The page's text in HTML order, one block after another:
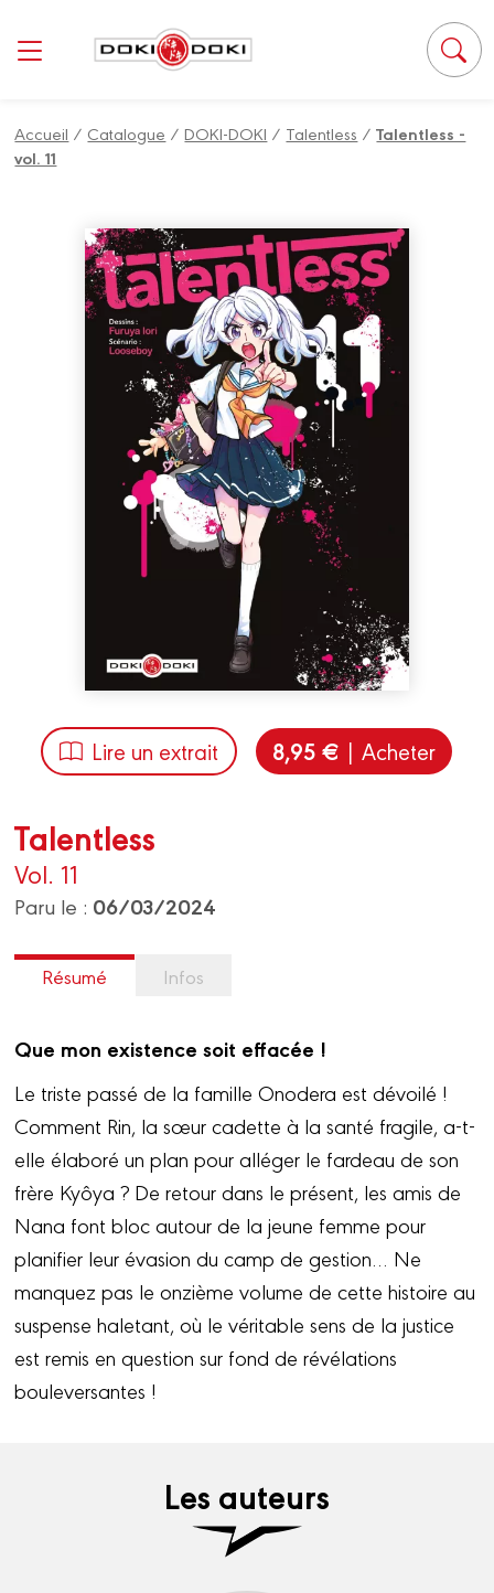
Accueil / Catalogue /DOKI-DOKI / Talentless /Talentless -
vol. 11
Lire un extrait 8,95 € | Acheter
Talentless
Vol. 11
Paru le : 06/03/2024
Résumé Infos
Que mon existence soit effacée !
Le triste passé de la famille Onodera est dévoilé !
Comment Rin, la sœur cadette à la santé fragile, a-t-
elle élaboré un plan pour alléger le fardeau de son
frère Kyôya ? De retour dans le présent, les amis de
Nana font bloc autour de la jeune femme pour
planifier leur évasion du camp de gestion… Ne
manquez pas le onzième volume de cette histoire au
suspense haletant, où le véritable sens de la justice
est remis en question sur fond de révélations
bouleversantes !
Les auteurs